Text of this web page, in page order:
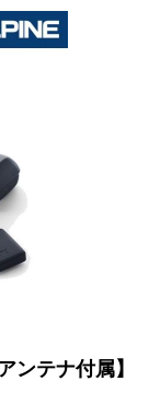
ンテナ付属】